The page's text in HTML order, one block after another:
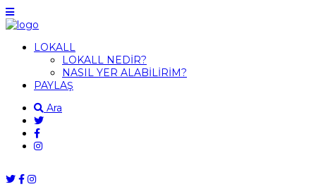
LOKALL
LOKALL NEDİR?
NASIL YER ALABİLİRİM?
PAYLAŞ
Ara